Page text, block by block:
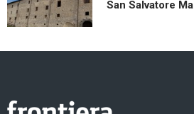
San Salvatore